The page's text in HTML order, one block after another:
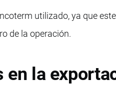
utilizado, ya que
de la operación.
en la